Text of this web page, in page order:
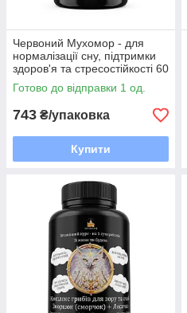
Червоний Мухомор - для
нормалізації сну, підтримки
здоров'я та стресостійкості 60
капсул
Готово до відправки 1 од.
743 ₴/упаковка
Купити